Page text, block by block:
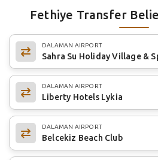
Fethiye Transfer
DALAMAN AIRPORT
Sahra Su Holiday Village &
DALAMAN AIRPORT
Liberty Hotels Lykia
DALAMAN AIRPORT
Belcekiz Beach Club